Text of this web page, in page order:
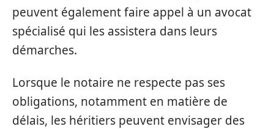
peuvent également faire appel à un avocat
spécialisé qui les assistera dans leurs
démarches.
Lorsque le notaire ne respecte pas ses
obligations, notamment en matière de
délais, les héritiers peuvent envisager des